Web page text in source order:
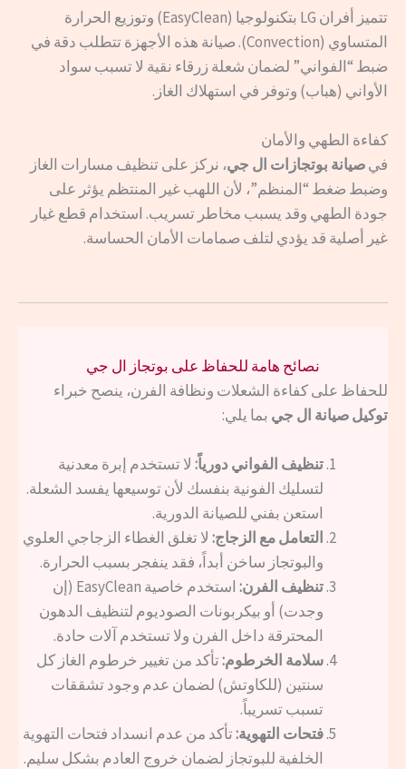
تتميز أفران LG بتكنولوجيا (EasyClean) وتوزيع الحرارة
المتساوي (Convection). صيانة هذه الأجهزة تتطلب دقة في
ضبط “الفواني” لضمان شعلة زرقاء نقية لا تسبب سواد
الأواني (هباب) وتوفر في استهلاك الغاز.
كفاءة الطهي والأمان
فيصيانة بوتجازات ال جي، نركز على تنظيف مسارات الغاز
وضبط ضغط “المنظم”، لأن اللهب غير المنتظم يؤثر على
جودة الطهي وقد يسبب مخاطر تسريب. استخدام قطع غيار
غير أصلية قد يؤدي لتلف صمامات الأمان الحساسة.
نصائح هامة للحفاظ على بوتجاز ال جي
للحفاظ على كفاءة الشعلات ونظافة الفرن، ينصح خبراء
توكيل صيانة ال جي بما يلي:
تنظيف الفواني دورياً: لا تستخدم إبرة معدنية
لتسليك الفونية بنفسك لأن توسيعها يفسد الشعلة.
استعن بفني للصيانة الدورية.
التعامل مع الزجاج: لا تغلق الغطاء الزجاجي العلوي
والبوتجاز ساخن أبداً، فقد ينفجر بسبب الحرارة.
تنظيف الفرن:
استخدم خاصية EasyClean (إن
وجدت) أو بيكربونات الصوديوم لتنظيف الدهون
المحترقة داخل الفرن ولا تستخدم آلات حادة.
سلامة الخرطوم:تأكد من تغيير خرطوم الغاز كل
سنتين (للكاوتش) لضمان عدم وجود تشققات
تسبب تسريباً.
فتحات التهوية:تأكد من عدم انسداد فتحات التهوية
الخلفية للبوتجاز لضمان خروج العادم بشكل سليم.